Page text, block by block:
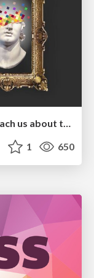
What the history of the web can teach us about the future of AI
1 650